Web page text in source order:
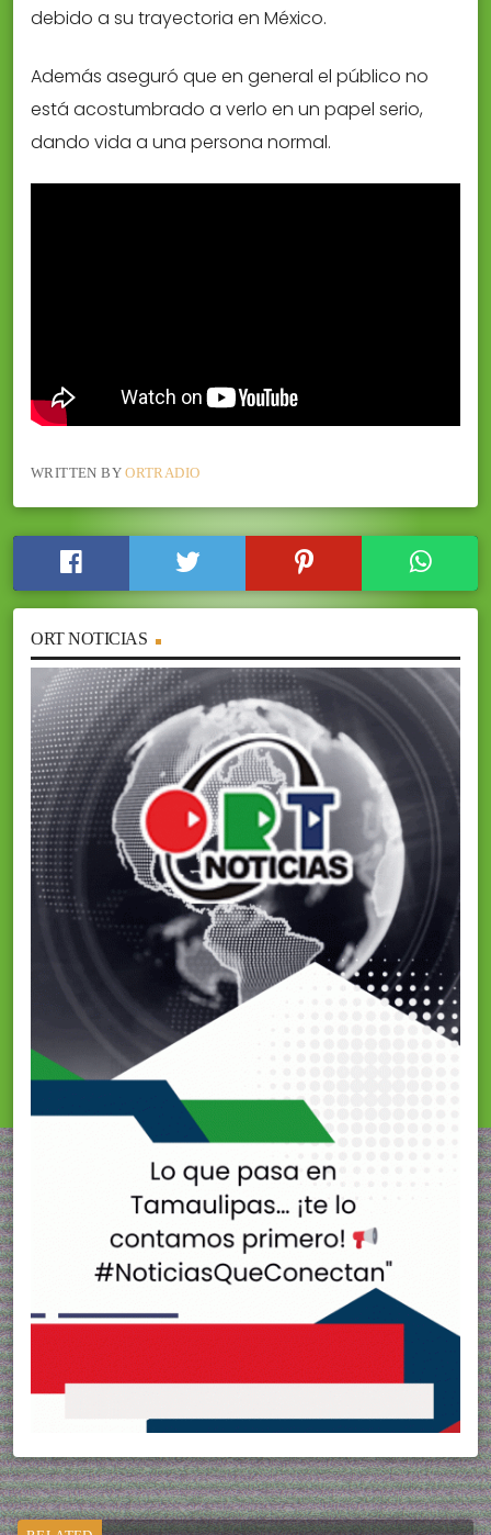
debido a su trayectoria en México.
Además aseguró que en general el público no
está acostumbrado a verlo en un papel serio,
dando vida a una persona normal.
WRITTEN BYORTRADIO
ORT NOTICIAS